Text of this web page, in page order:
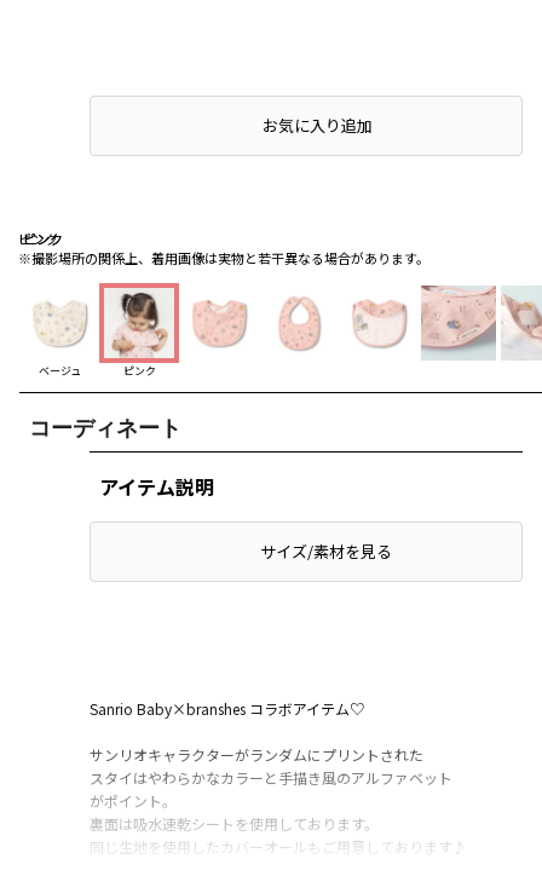
ピンク
※撮影場所の関係上、着用画像は実物と若干異なる場合があります。
ピンク
ピンク
ベージュ ピンク
コーディネート
お気に入り追加
アイテム説明
サイズ/素材を見る
Sanrio Baby×branshes コラボアイテム♡
サンリオキャラクターがランダムにプリントされた
スタイはやわらかなカラーと手描き風のアルファベット
がポイント。
裏面は吸水速乾シートを使用しております。
同じ生地を使用したカバーオールもご用意しております♪